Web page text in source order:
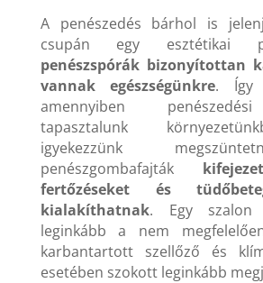
A penészedés bárhol is
csupán egy esztétikai
penészspórák bizonyítottan
vannak egészségünkre. Így
amennyiben
tapasztalunk
igyekezzünk
penészgombafajták
fertőzéseket és
kialakíthatnak. Egy szalon
leginkább a nem
karbantartott szellőző és
esetében szokott leginkább